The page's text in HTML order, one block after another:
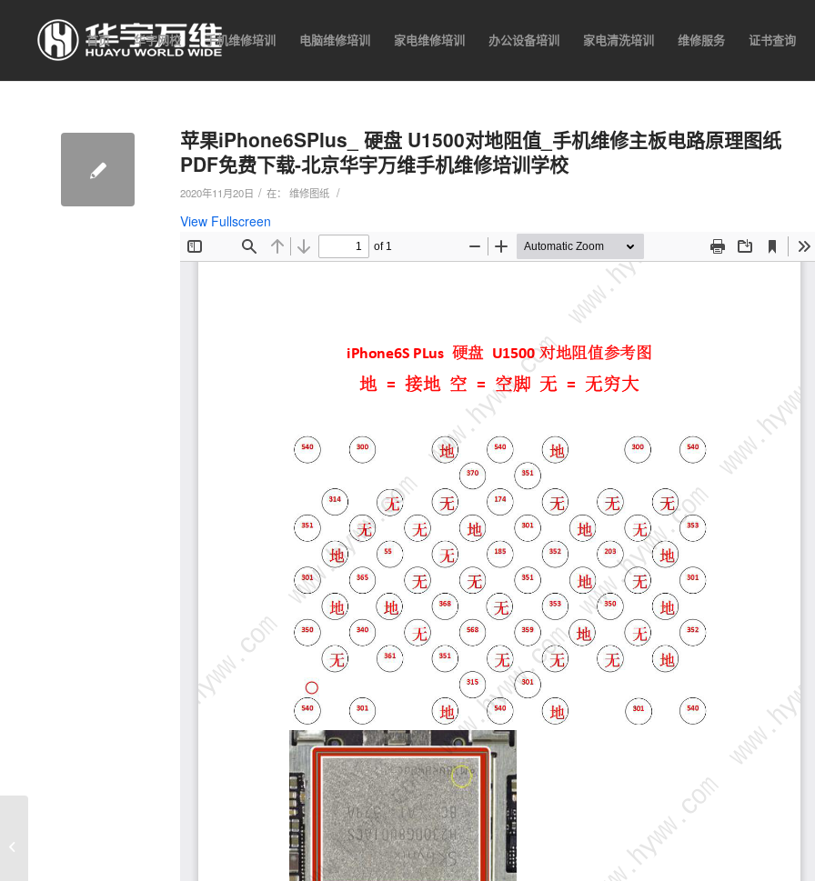
首页 华宇网校 手机维修培训 电脑维修培训 家电维修培训 办公设备培训 家电清洗培训 维修服务 证书查询
苹果iPhone6SPlus_ 硬盘 U1500对地阻值_手机维修主板电路原理图纸
PDF免费下载-北京华宇万维手机维修培训学校
2020年11月20日 / 在： 维修图纸 /
View Fullscreen